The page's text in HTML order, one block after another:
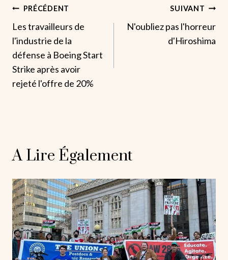
Navigation
De
L’article
PRÉCÉDENT
Les travailleurs de
l'industrie de la
défense à Boeing Start
Strike après avoir
rejeté l'offre de 20%
SUIVANT
N'oubliez pas l'horreur
d'Hiroshima
A Lire Également